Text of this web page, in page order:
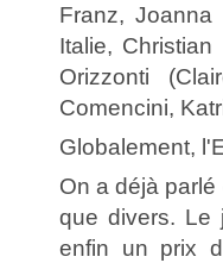
Franz,
Italie,
Orizzonti
Comencini,
Globalement,
On a déjà
que divers. Le
enfin un prix